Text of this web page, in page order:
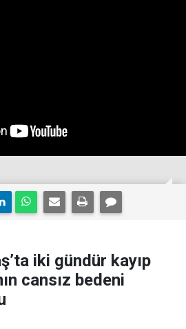
iki gündür kayıp
cansız bedeni